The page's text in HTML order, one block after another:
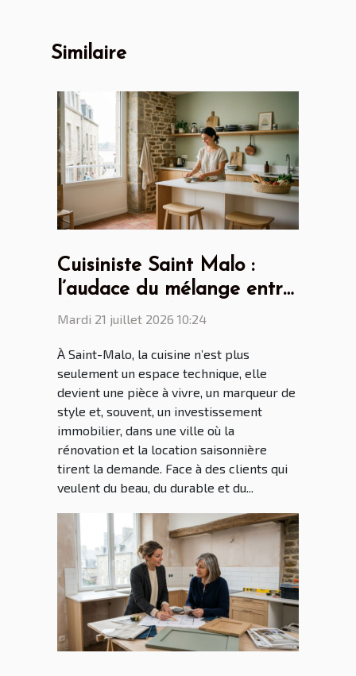
Similaire
Cuisiniste Saint Malo :
l’audace du mélange entre
design scandinave et
Mardi 21 juillet 2026 10:24
À Saint-Malo, la cuisine n’est plus
seulement un espace technique, elle
devient une pièce à vivre, un marqueur de
style et, souvent, un investissement
immobilier, dans une ville où la
rénovation et la location saisonnière
tirent la demande. Face à des clients qui
veulent du beau, du durable et du...